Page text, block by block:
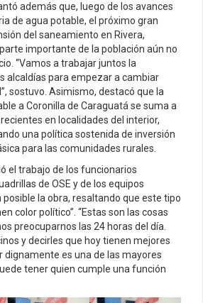
además que, luego de los avances
de agua potable, el próximo gran
del saneamiento en Rivera,
importante de la población aún no
“Vamos a trabajar juntos la
alcaldías para empezar a cambiar
sostuvo. Asimismo, destacó que la
a Coronilla de Caraguatá se suma a
en localidades del interior,
una política sostenida de inversión
para las comunidades rurales.
el trabajo de los funcionarios
de OSE y de los equipos
la obra, resaltando que este tipo
color político”. “Estas son las cosas
preocuparnos las 24 horas del día.
y decirles que hoy tienen mejores
dignamente es una de las mayores
tener quien cumple una función